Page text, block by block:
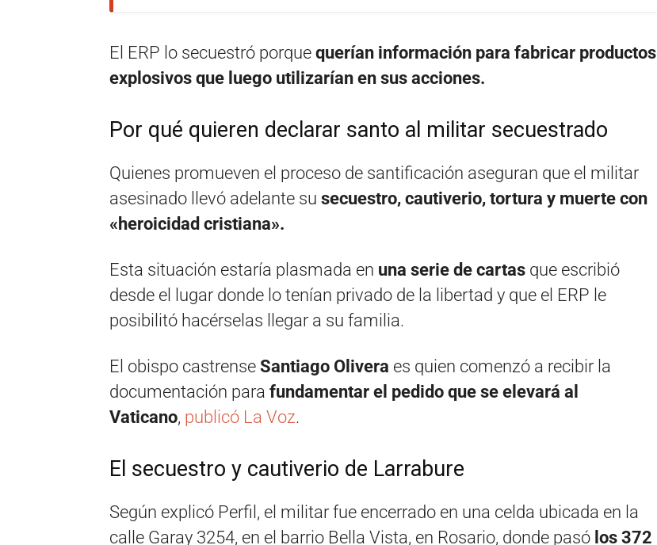
El ERP lo secuestró porque querían información para fabricar productos
explosivos que luego utilizarían en sus acciones.
Por qué quieren declarar santo al militar secuestrado
Quienes promueven el proceso de santificación aseguran que el militar
asesinado llevó adelante su secuestro, cautiverio, tortura y muerte con
«heroicidad cristiana».
Esta situación estaría plasmada en una serie de cartas que escribió
desde el lugar donde lo tenían privado de la libertad y que el ERP le
posibilitó hacérselas llegar a su familia.
El obispo castrense Santiago Olivera es quien comenzó a recibir la
documentación para fundamentar el pedido que se elevará al
Vaticano, publicó La Voz.
El secuestro y cautiverio de Larrabure
Según explicó Perfil, el militar fue encerrado en una celda ubicada en la
calle Garay 3254, en el barrio Bella Vista, en Rosario, donde pasó los 372